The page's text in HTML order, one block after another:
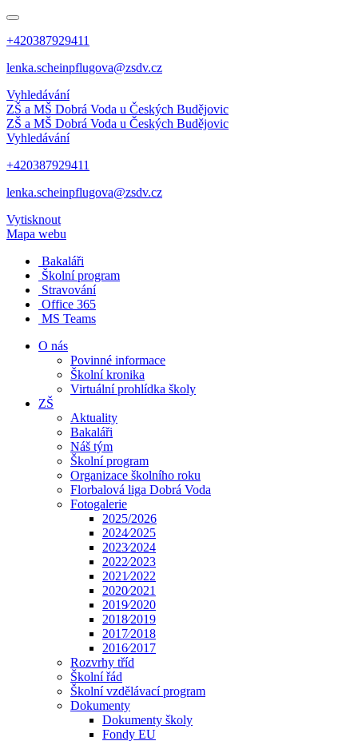
+420387929411
lenka.scheinpflugova@zsdv.cz
Vyhledávání
ZŠ a MŠ Dobrá Voda u Českých Budějovic
ZŠ a MŠ Dobrá Voda u Českých Budějovic
Vyhledávání
+420387929411
lenka.scheinpflugova@zsdv.cz
Vytisknout
Mapa webu
Bakaláři
Školní program
Stravování
Office 365
MS Teams
O nás
Povinné informace
Školní kronika
Virtuální prohlídka školy
ZŠ
Aktuality
Bakaláři
Náš tým
Školní program
Organizace školního roku
Florbalová liga Dobrá Voda
Fotogalerie
2025/2026
2024⁄2025
2023⁄2024
2022⁄2023
2021⁄2022
2020⁄2021
2019⁄2020
2018⁄2019
2017⁄2018
2016⁄2017
Rozvrhy tříd
Školní řád
Školní vzdělávací program
Dokumenty
Dokumenty školy
Fondy EU